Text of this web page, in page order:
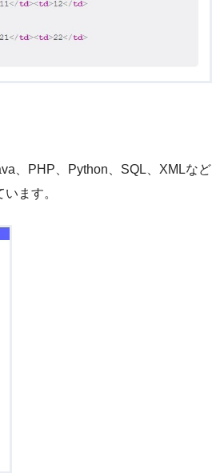
、PHP、Python、SQL、XMLなど
ます。